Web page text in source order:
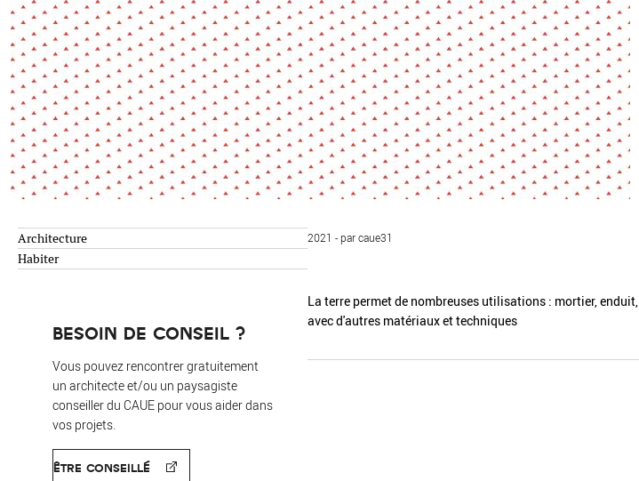
Environnement
Habiter
Jeunes
Patrimoine
Paysage
Société
Transition écologique
Urbanisme
Expérience Exposition Fiche / Guide Livre Podcast
Revue Revue de presse Vidéo
AUTRES CRITÈRES
Réinitialiser Fermer la recherche avancée
Architecture
Habiter
BESOIN DE CONSEIL ?
Vous pouvez rencontrer gratuitement
un architecte et/ou un paysagiste
conseiller du CAUE pour vous aider dans
vos projets.
ÊTRE CONSEILLÉ
2021 - par caue31
La terre permet de nombreuses utilisations : mortier,
avec d'autres matériaux et techniques